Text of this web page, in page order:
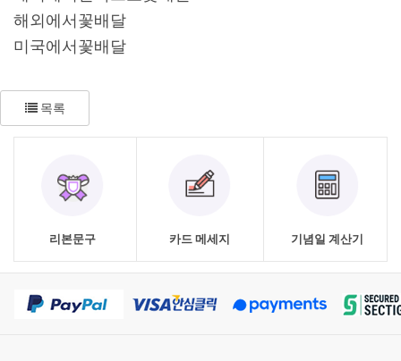
해외에서꽃배달
미국에서꽃배달
목록
리본문구 카드 메세지 기념일 계산기